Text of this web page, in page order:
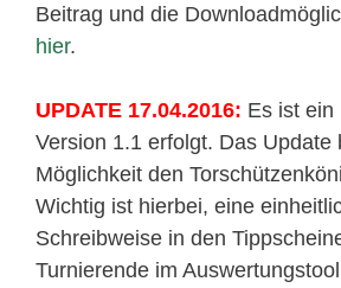
Beitrag und die
hier.
UPDATE 17.04.2016: Es ist ein
Version 1.1 erfolgt. Das Update
Möglichkeit den
Wichtig ist hierbei, eine
Schreibweise in den
Turnierende im